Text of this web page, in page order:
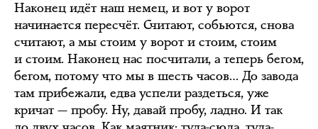
Наконец идёт наш немец, и вот у ворот
начинается пересчёт. Считают, собьются, снова
считают, а мы стоим у ворот и стоим, стоим
и стоим. Наконец нас посчитали, а теперь бегом,
бегом, потому что мы в шесть часов… До завода
там прибежали, едва успели раздеться, уже
кричат — пробу. Ну, давай пробу, ладно. И так